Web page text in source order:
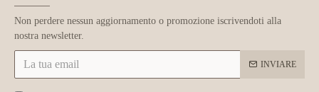
Non perdere nessun aggiornamento o promozione iscrivendoti alla
nostra newsletter.
INVIARE